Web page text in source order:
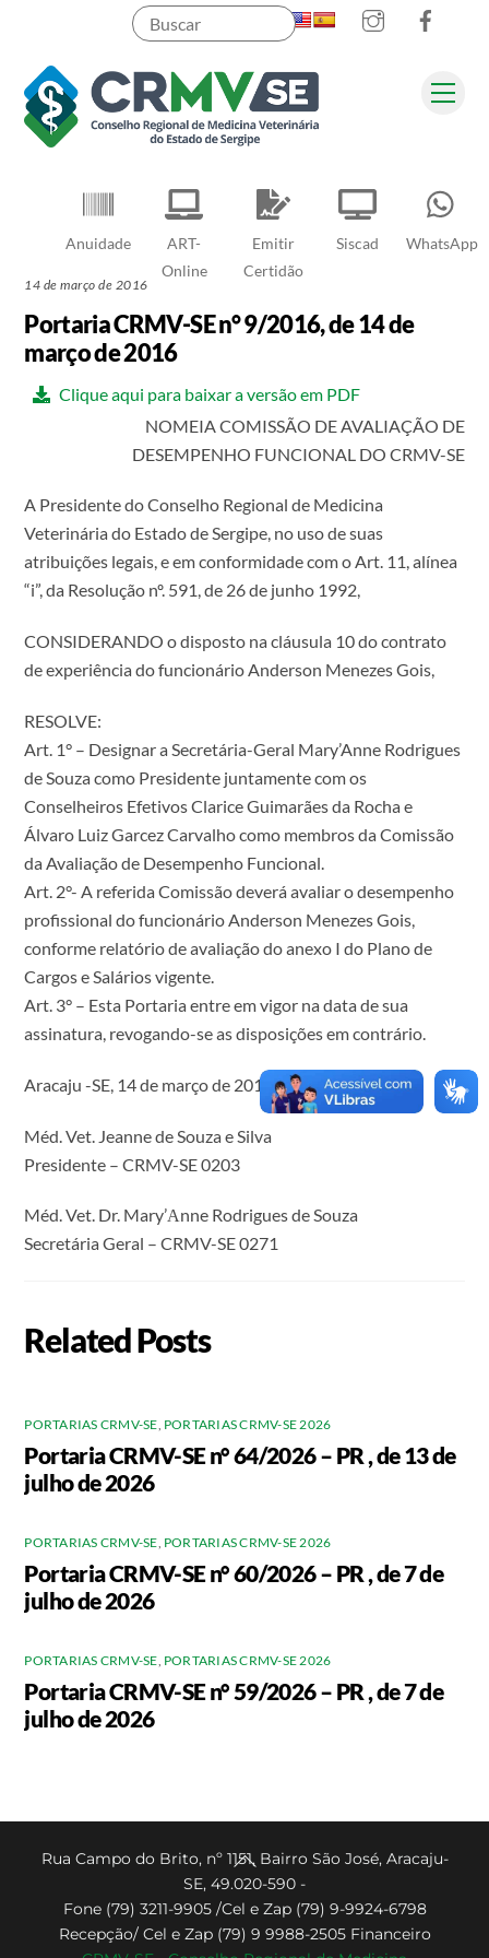
content
Instagram
Anuidade
ART-
Online
Emitir
Certidão
Siscad WhatsApp
14 de março de 2016
Portaria CRMV-SE n° 9/2016, de 14 de
março de 2016
Clique aqui para baixar a versão em PDF
NOMEIA COMISSÃO DE AVALIAÇÃO DE
DESEMPENHO FUNCIONAL DO CRMV-SE
A Presidente do Conselho Regional de Medicina
Veterinária do Estado de Sergipe, no uso de suas
atribuições legais, e em conformidade com o Art. 11, alínea
“i”, da Resolução nº. 591, de 26 de junho 1992,
CONSIDERANDO o disposto na cláusula 10 do contrato
de experiência do funcionário Anderson Menezes Gois,
RESOLVE:
Art. 1° – Designar a Secretária-Geral Mary’Anne Rodrigues
de Souza como Presidente juntamente com os
Conselheiros Efetivos Clarice Guimarães da Rocha e
Álvaro Luiz Garcez Carvalho como membros da Comissão
da Avaliação de Desempenho Funcional.
Art. 2°- A referida Comissão deverá avaliar o desempenho
profissional do funcionário Anderson Menezes Gois,
conforme relatório de avaliação do anexo I do Plano de
Cargos e Salários vigente.
Art. 3° – Esta Portaria entre em vigor na data de sua
assinatura, revogando-se as disposições em contrário.
Aracaju -SE, 14 de março de 2016.
Méd. Vet. Jeanne de Souza e Silva
Presidente – CRMV-SE 0203
Méd. Vet. Dr. Mary’Аnne Rodrigues de Souza
Secretária Geral – CRMV-SE 0271
Related Posts
PORTARIAS CRMV-SE, PORTARIAS CRMV-SE 2026
Portaria CRMV-SE n° 64/2026 – PR , de 13 de
julho de 2026
PORTARIAS CRMV-SE PORTARIAS CRMV-SE 2026
Portaria CRMV-SE n° 60/2026 – PR , de 7 de
julho de 2026
PORTARIAS CRMV-SE PORTARIAS CRMV-SE 2026
Portaria CRMV-SE n° 59/2026 – PR , de 7 de
julho de 2026
Back
To
Top
Rua Campo do Brito, nº 1151, Bairro São José, Aracaju-
SE, 49.020-590 -
Fone (79) 3211-9905 /Cel e Zap (79) 9-9924-6798
Recepção/ Cel e Zap (79) 9 9988-2505 Financeiro